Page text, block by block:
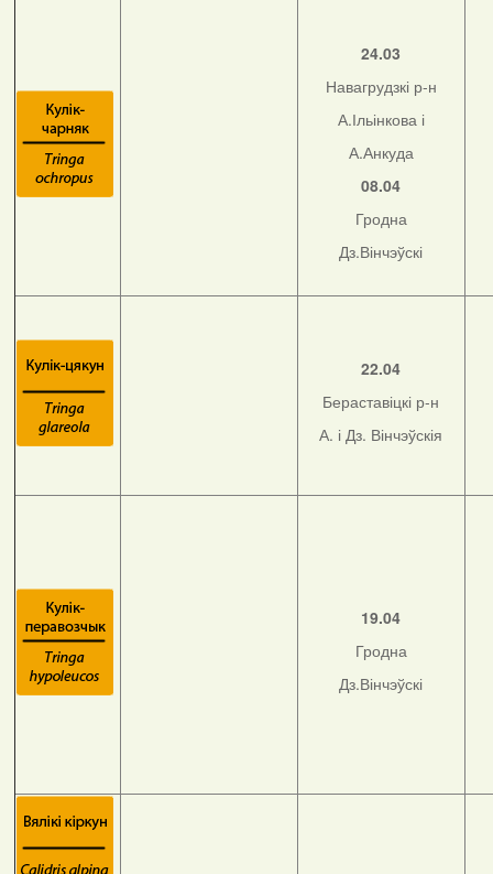
24.03
Навагрудзкі р-н
А.Ільінкова і
А.Анкуда
08.04
Гродна
Дз.Вінчэўскі
22.04
Бераставіцкі р-н
А. і Дз. Вінчэўскія
19.04
Гродна
Дз.Вінчэўскі